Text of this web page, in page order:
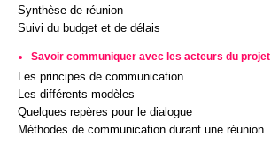
Synthèse de réunion
Suivi du budget et de délais
Savoir communiquer avec les acteurs du projet
Les principes de communication
Les différents modèles
Quelques repères pour le dialogue
Méthodes de communication durant une réunion